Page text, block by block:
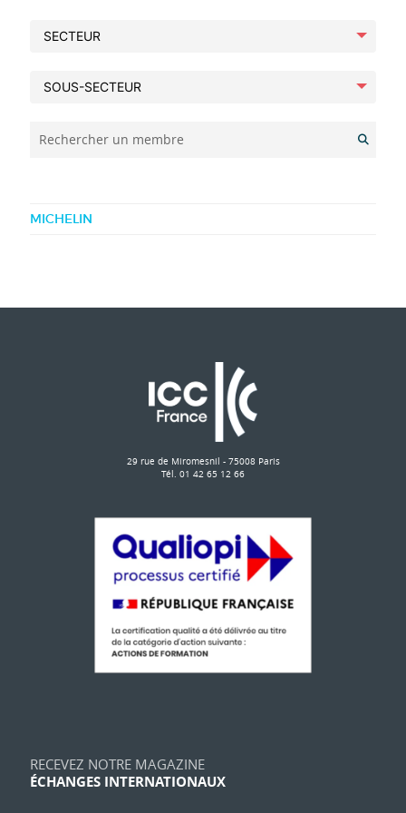
Rechercher un membre
MICHELIN
29 rue de Miromesnil - 75008 Paris
Tél. 01 42 65 12 66
RECEVEZ NOTRE MAGAZINE
ÉCHANGES INTERNATIONAUX